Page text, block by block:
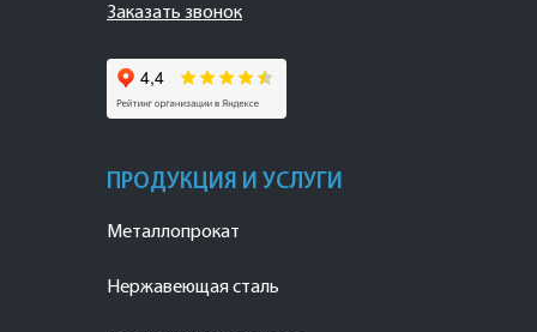
Заказать звонок
ПРОДУКЦИЯ И УСЛУГИ
Металлопрокат
Нержавеющая сталь